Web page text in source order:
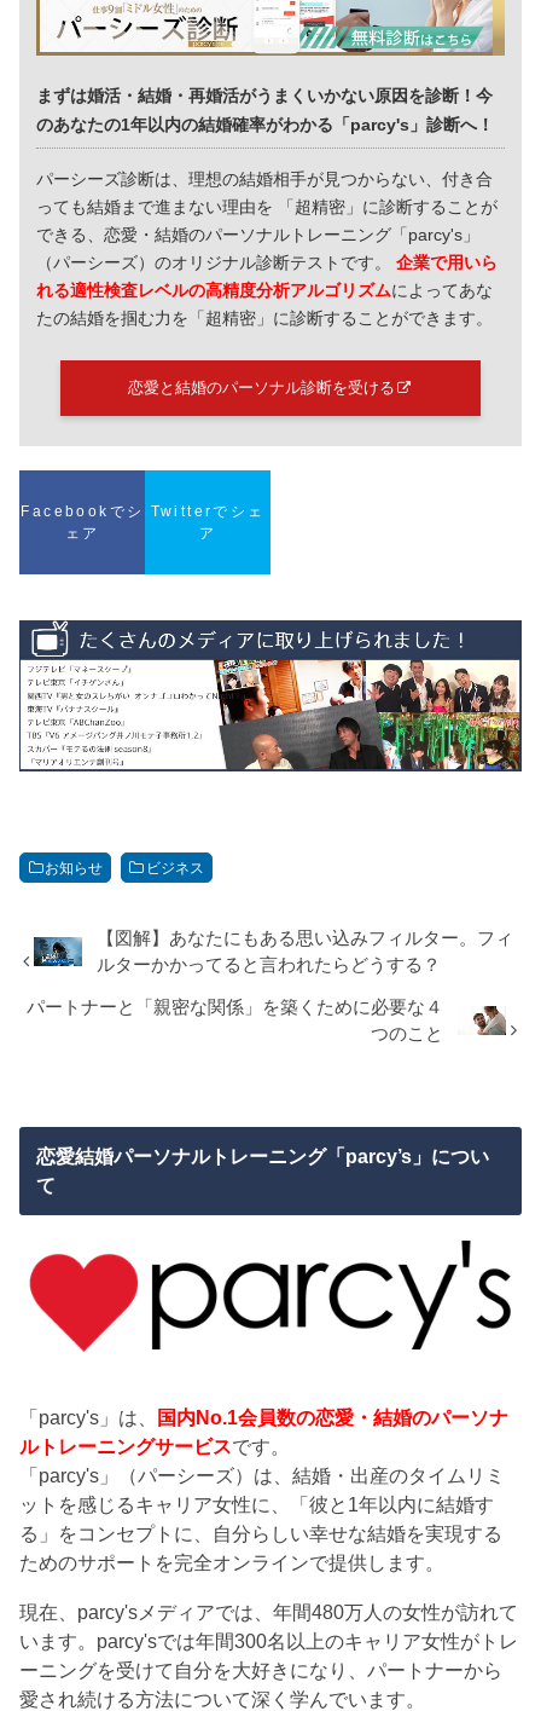
まずは婚活・結婚・再婚活がうまくいかない原因を診断！今
のあなたの1年以内の結婚確率がわかる「parcy's」診断へ！
パーシーズ診断は、理想の結婚相手が見つからない、付き合
っても結婚まで進まない理由を 「超精密」に診断することが
できる、恋愛・結婚のパーソナルトレーニング「parcy's」
（パーシーズ）のオリジナル診断テストです。企業で用いら
れる適性検査レベルの高精度分析アルゴリズムによってあな
たの結婚を掴む力を「超精密」に診断することができます。
恋愛と結婚のパーソナル診断を受ける
Facebookでシ
ェア
Twitterでシェ
ア
お知らせ ビジネス
【図解】あなたにもある思い込みフィルター。フィ
ルターかかってると言われたらどうする？
パートナーと「親密な関係」を築くために必要な４
つのこと
恋愛結婚パーソナルトレーニング「parcy’s」につい
て
「parcy's」は、
国内No.1会員数の恋愛・結婚のパーソナ
ルトレーニングサービスです。
「parcy's」（パーシーズ）は、結婚・出産のタイムリミ
ットを感じるキャリア女性に、「彼と1年以内に結婚す
る」をコンセプトに、自分らしい幸せな結婚を実現する
ためのサポートを完全オンラインで提供します。
現在、parcy'sメディアでは、年間480万人の女性が訪れて
います。parcy'sでは年間300名以上のキャリア女性がトレ
ーニングを受けて自分を大好きになり、パートナーから
愛され続ける方法について深く学んでいます。